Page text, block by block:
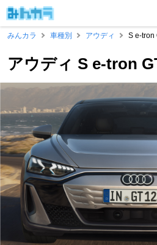
みんカラ
車種別 アウディ S e-tron
アウディ S e-tron